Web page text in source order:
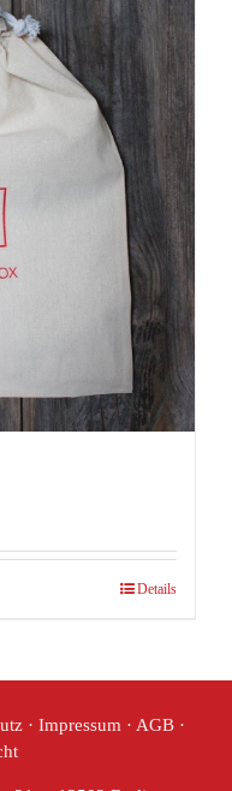
Details
· Impressum · AGB·